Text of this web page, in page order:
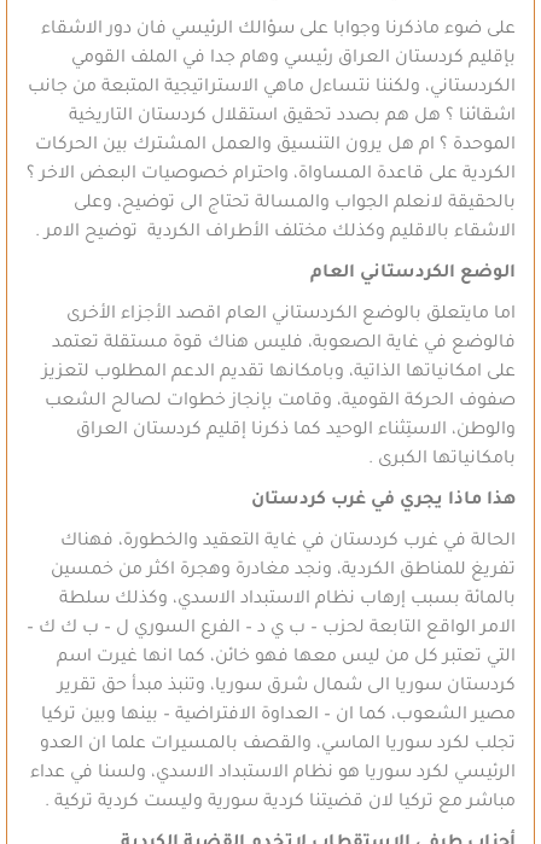
على ضوء ماذكرنا وجوابا على سؤالك الرئيسي فان دور الاشقاء
بإقليم كردستان العراق رئيسي وهام جدا في الملف القومي
الكردستاني، ولكننا نتساءل ماهي الاستراتيجية المتبعة من جانب
اشقائنا ؟ هل هم بصدد تحقيق استقلال كردستان التاريخية
الموحدة ؟ ام هل يرون التنسيق والعمل المشترك بين الحركات
الكردية على قاعدة المساواة، واحترام خصوصيات البعض الاخر ؟
بالحقيقة لانعلم الجواب والمسالة تحتاج الى توضيح، وعلى
الاشقاء بالاقليم وكذلك مختلف الأطراف الكردية توضيح الامر .
الوضع الكردستاني العام
اما مايتعلق بالوضع الكردستاني العام اقصد الأجزاء الأخرى
فالوضع في غاية الصعوبة، فليس هناك قوة مستقلة تعتمد
على امكانياتها الذاتية، وبامكانها تقديم الدعم المطلوب لتعزيز
صفوف الحركة القومية، وقامت بإنجاز خطوات لصالح الشعب
والوطن، الاستِثناء الوحيد كما ذكرنا إقليم كردستان العراق
بامكانياتها الكبرى .
هذا ماذا يجري في غرب كردستان
الحالة في غرب كردستان في غاية التعقيد والخطورة، فهناك
تفريغ للمناطق الكردية، ونجد مغادرة وهجرة اكثر من خمسين
بالمائة بسبب إرهاب نظام الاستبداد الاسدي، وكذلك سلطة
الامر الواقع التابعة لحزب – ب ي د – الفرع السوري ل – ب ك ك –
التي تعتبر كل من ليس معها فهو خائن، كما انها غيرت اسم
كردستان سوريا الى شمال شرق سوريا، وتنبذ مبدأ حق تقرير
مصير الشعوب، كما ان – العداوة الافتراضية – بينها وبين تركيا
تجلب لكرد سوريا الماسي، والقصف بالمسيرات علما ان العدو
الرئيسي لكرد سوريا هو نظام الاستبداد الاسدي، ولسنا في عداء
مباشر مع تركيا لان قضيتنا كردية سورية وليست كردية تركية .